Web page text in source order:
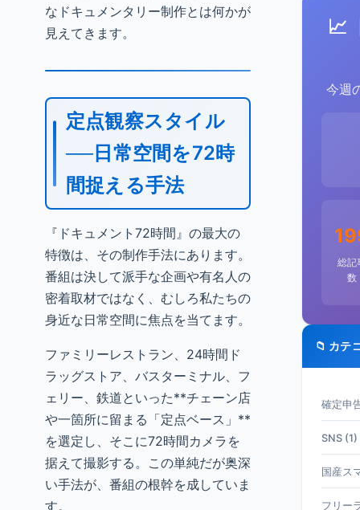
なドキュメンタリー制作とは何かが
見えてきます。
定点観察スタイル
──日常空間を72時
間捉える手法
『ドキュメント72時間』の最大の
特徴は、その制作手法にあります。
番組は決して派手な企画や有名人の
密着取材ではなく、むしろ私たちの
身近な日常空間に焦点を当てます。
ファミリーレストラン、24時間ド
ラッグストア、バスターミナル、フ
ェリー、鉄道といった**チェーン店
や一箇所に留まる「定点ベース」**
を選定し、そこに72時間カメラを
据えて撮影する。この単純だが奥深
い手法が、番組の根幹を成していま
す。
📈
今週
総記
数
📁 カテ
確定申
SNS (1)
国産ス
フリー